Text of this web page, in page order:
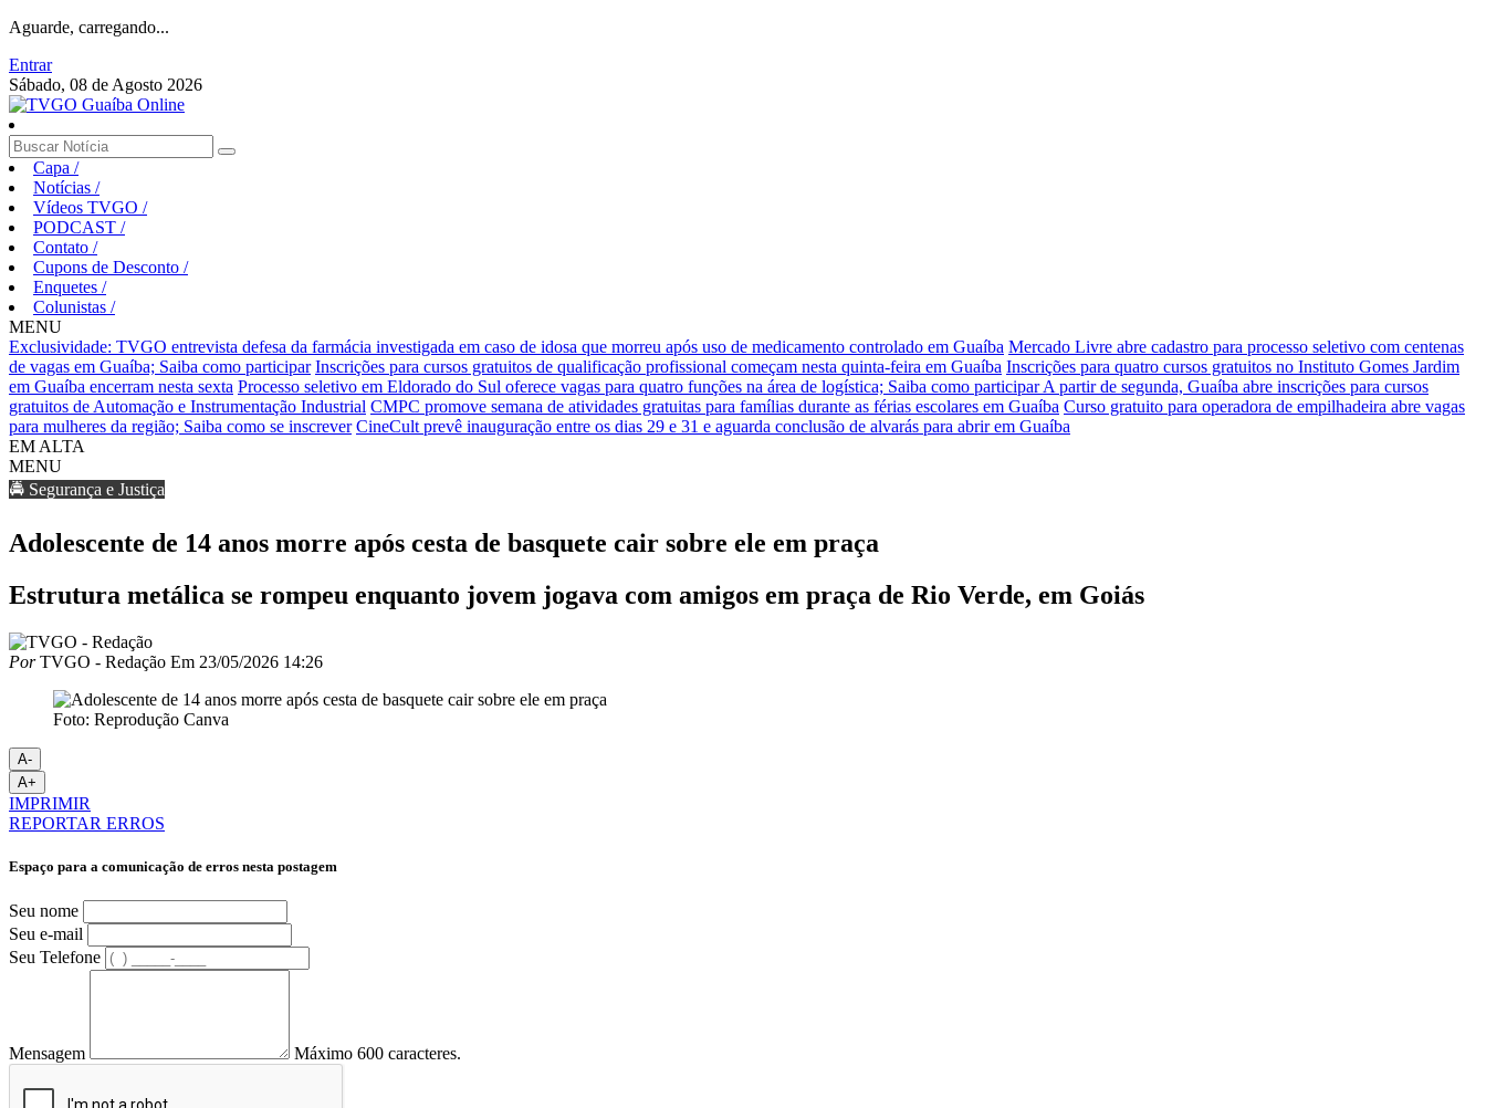
Aguarde, carregando...
Entrar
Sábado, 08 de Agosto 2026
Capa /
Notícias /
Vídeos TVGO /
PODCAST /
Contato /
Cupons de Desconto /
Enquetes /
Colunistas /
MENU
Exclusividade: TVGO entrevista defesa da farmácia investigada em caso de idosa que morreu após uso de medicamento controlado em Guaíba Mercado Livre abre cadastro para processo seletivo com centenas
de vagas em Guaíba; Saiba como participar Inscrições para cursos gratuitos de qualificação profissional começam nesta quinta-feira em Guaíba Inscrições para quatro cursos gratuitos no Instituto Gomes Jardim
em Guaíba encerram nesta sexta Processo seletivo em Eldorado do Sul oferece vagas para quatro funções na área de logística; Saiba como participarA partir de segunda, Guaíba abre inscrições para cursos
gratuitos de Automação e Instrumentação Industrial CMPC promove semana de atividades gratuitas para famílias durante as férias escolares em Guaíba Curso gratuito para operadora de empilhadeira abre vagas
para mulheres da região; Saiba como se inscrever CineCult prevê inauguração entre os dias 29 e 31 e aguarda conclusão de alvarás para abrir em Guaíba
EM ALTA
MENU
🚔 Segurança e Justiça
Adolescente de 14 anos morre após cesta de basquete cair sobre ele em praça
Estrutura metálica se rompeu enquanto jovem jogava com amigos em praça de Rio Verde, em Goiás
PorTVGO - Redação Em 23/05/2026 14:26
Foto: Reprodução Canva
A-
A+
IMPRIMIR
REPORTAR ERROS
Espaço para a comunicação de erros nesta postagem
Seu nome
Seu e-mail
Seu Telefone
Mensagem Máximo 600 caracteres.